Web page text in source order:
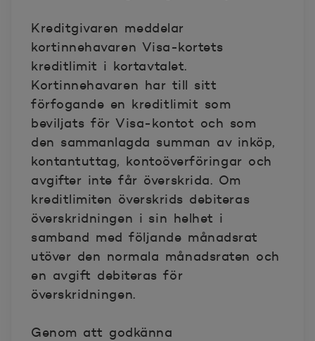
Kreditgivaren meddelar
kortinnehavaren Visa-kortets
kreditlimit i kortavtalet.
Kortinnehavaren har till sitt
förfogande en kreditlimit som
beviljats för Visa-kontot och som
den sammanlagda summan av inköp,
kontantuttag, kontoöverföringar och
avgifter inte får överskrida. Om
kreditlimiten överskrids debiteras
överskridningen i sin helhet i
samband med följande månadsrat
utöver den normala månadsraten och
en avgift debiteras för
överskridningen.
Genom att godkänna